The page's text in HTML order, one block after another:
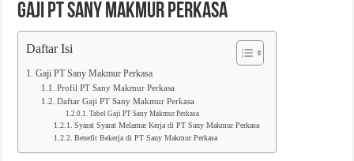
Gaji PT Sany Makmur Perkasa
Daftar Isi
Gaji PT Sany Makmur Perkasa
Profil PT Sany Makmur Perkasa
Daftar Gaji PT Sany Makmur Perkasa
Tabel Gaji PT Sany Makmur Perkasa
Syarat Syarat Melamar Kerja di PT Sany Makmur Perkasa
Benefit Bekerja di PT Sany Makmur Perkasa